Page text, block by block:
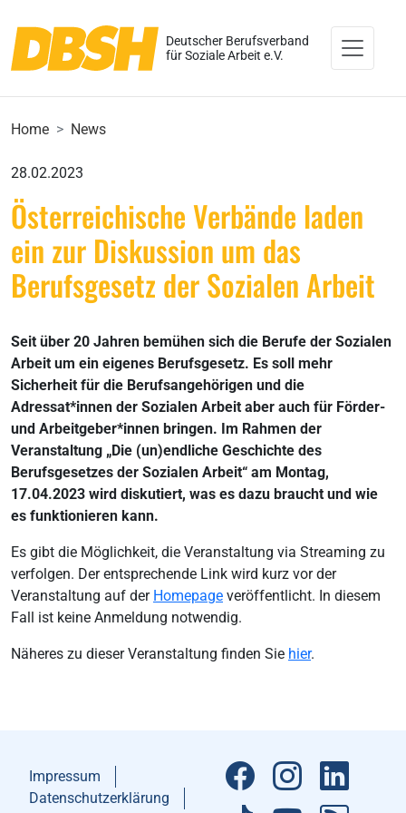
Deutscher Berufsverband
für Soziale Arbeit e.V.
Home News
28.02.2023
Österreichische Verbände laden
ein zur Diskussion um das
Berufsgesetz der Sozialen Arbeit
Seit über 20 Jahren bemühen sich die Berufe der Sozialen
Arbeit um ein eigenes Berufsgesetz. Es soll mehr
Sicherheit für die Berufsangehörigen und die
Adressat*innen der Sozialen Arbeit aber auch für Förder-
und Arbeitgeber*innen bringen. Im Rahmen der
Veranstaltung „Die (un)endliche Geschichte des
Berufsgesetzes der Sozialen Arbeit“ am Montag,
17.04.2023 wird diskutiert, was es dazu braucht und wie
es funktionieren kann.
Es gibt die Möglichkeit, die Veranstaltung via Streaming zu
verfolgen. Der entsprechende Link wird kurz vor der
Veranstaltung auf der Homepage veröffentlicht. In diesem
Fall ist keine Anmeldung notwendig.
Näheres zu dieser Veranstaltung finden Sie hier.
Impressum
Datenschutzerklärung